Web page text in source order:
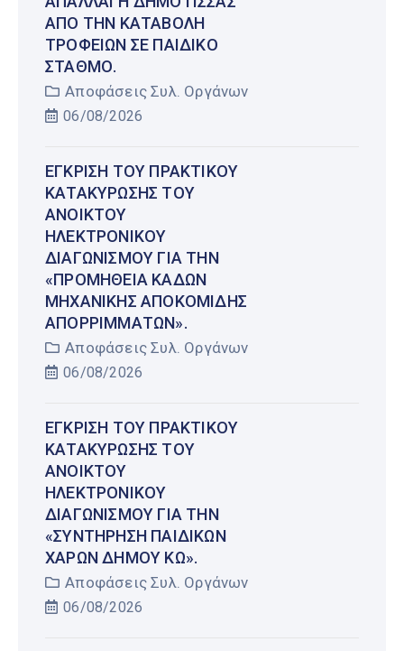
ΑΠΌ ΤΗΝ ΚΑΤΑΒΟΛΉ
ΤΡΟΦΕΊΩΝ ΣΕ ΠΑΙΔΙΚΌ
ΣΤΑΘΜΌ.
Αποφάσεις Συλ. Οργάνων
06/08/2026
ΈΓΚΡΙΣΗ ΤΟΥ ΠΡΑΚΤΙΚΟΎ
ΚΑΤΑΚΎΡΩΣΗΣ ΤΟΥ
ΑΝΟΙΚΤΟΎ
ΗΛΕΚΤΡΟΝΙΚΟΎ
ΔΙΑΓΩΝΙΣΜΟΎ ΓΙΑ ΤΗΝ
«ΠΡΟΜΉΘΕΙΑ ΚΆΔΩΝ
ΜΗΧΑΝΙΚΉΣ ΑΠΟΚΟΜΙΔΉΣ
ΑΠΟΡΡΙΜΜΆΤΩΝ».
Αποφάσεις Συλ. Οργάνων
06/08/2026
ΈΓΚΡΙΣΗ ΤΟΥ ΠΡΑΚΤΙΚΟΎ
ΚΑΤΑΚΎΡΩΣΗΣ ΤΟΥ
ΑΝΟΙΚΤΟΎ
ΗΛΕΚΤΡΟΝΙΚΟΎ
ΔΙΑΓΩΝΙΣΜΟΎ ΓΙΑ ΤΗΝ
«ΣΥΝΤΉΡΗΣΗ ΠΑΙΔΙΚΏΝ
ΧΑΡΏΝ ΔΉΜΟΥ ΚΩ».
Αποφάσεις Συλ. Οργάνων
06/08/2026